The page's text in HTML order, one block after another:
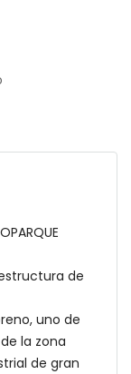
de
uno de
la zona
de gran